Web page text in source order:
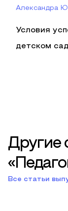
Александра
Условия
детском
Другие
Все статьи